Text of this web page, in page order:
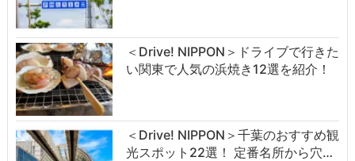
＜Drive! NIPPON＞ドライブで行きた
い関東で人気の浜焼き12選を紹介！
＜Drive! NIPPON＞千葉のおすすめ観
光スポット22選！ 定番名所から穴…